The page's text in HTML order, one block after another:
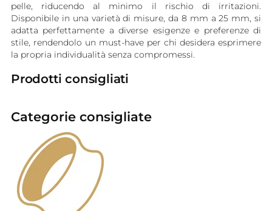
pelle, riducendo al minimo il rischio di irritazioni.
Disponibile in una varietà di misure, da 8 mm a 25 mm, si
adatta perfettamente a diverse esigenze e preferenze di
stile, rendendolo un must-have per chi desidera esprimere
la propria individualità senza compromessi.
Prodotti consigliati
Categorie consigliate